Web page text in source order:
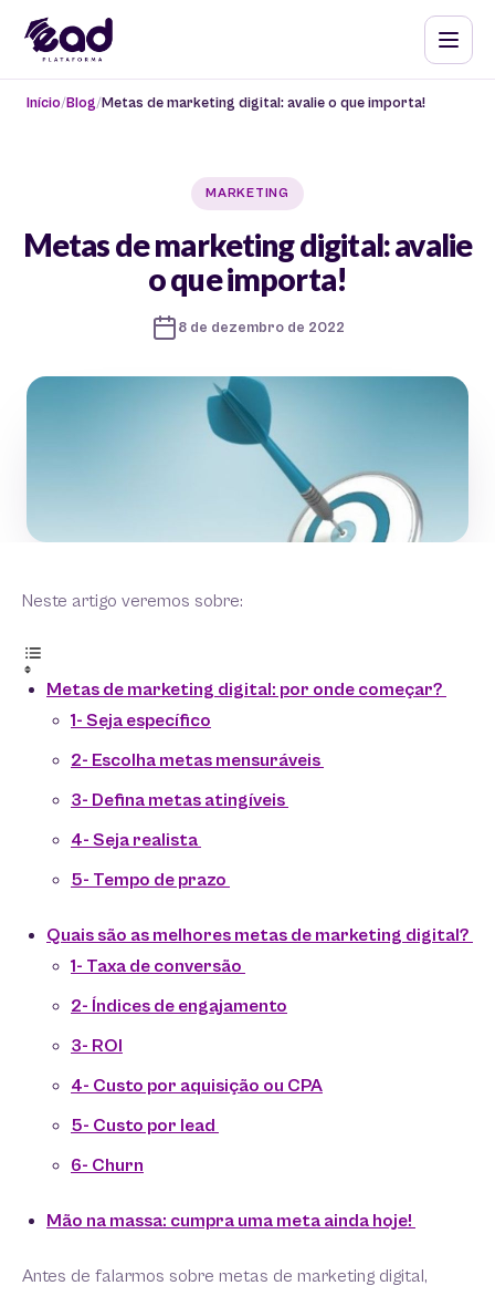
Início Blog Metas de marketing digital: avalie o que importa!
MARKETING
Metas de marketing digital: avalie
o que importa!
8 de dezembro de 2022
Neste artigo veremos sobre:
Metas de marketing digital: por onde começar?
1- Seja específico
2- Escolha metas mensuráveis
3- Defina metas atingíveis
4- Seja realista
5- Tempo de prazo
Quais são as melhores metas de marketing digital?
1- Taxa de conversão
2- Índices de engajamento
3- ROI
4- Custo por aquisição ou CPA
5- Custo por lead
6- Churn
Mão na massa: cumpra uma meta ainda hoje!
Antes de falarmos sobre metas de marketing digital,